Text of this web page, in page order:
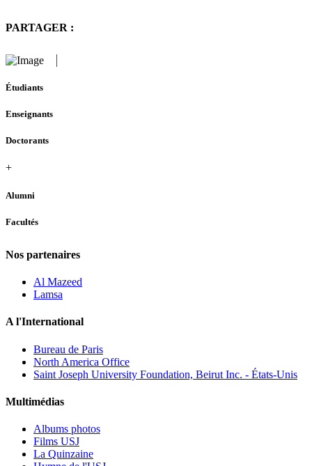
PARTAGER :
Étudiants
Enseignants
Doctorants
+
Alumni
Facultés
Nos partenaires
Al Mazeed
Lamsa
A l'International
Bureau de Paris
North America Office
Saint Joseph University Foundation, Beirut Inc. - États-Unis
Multimédias
Albums photos
Films USJ
La Quinzaine